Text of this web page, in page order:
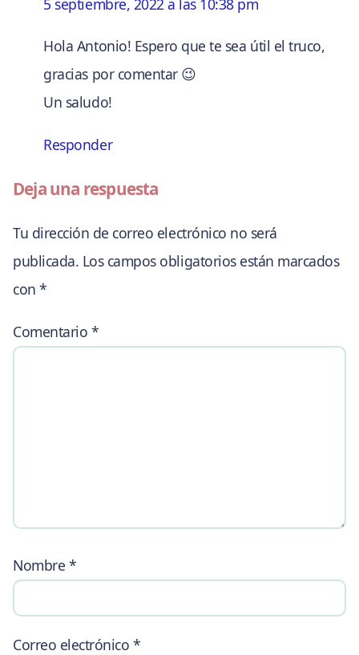
Hola Antonio! Espero que te sea útil el truco,
gracias por comentar 😉
Un saludo!
Responder
Deja una respuesta
Tu dirección de correo electrónico no será
publicada. Los campos obligatorios están marcados
con*
Comentario *
Nombre *
Correo electrónico *